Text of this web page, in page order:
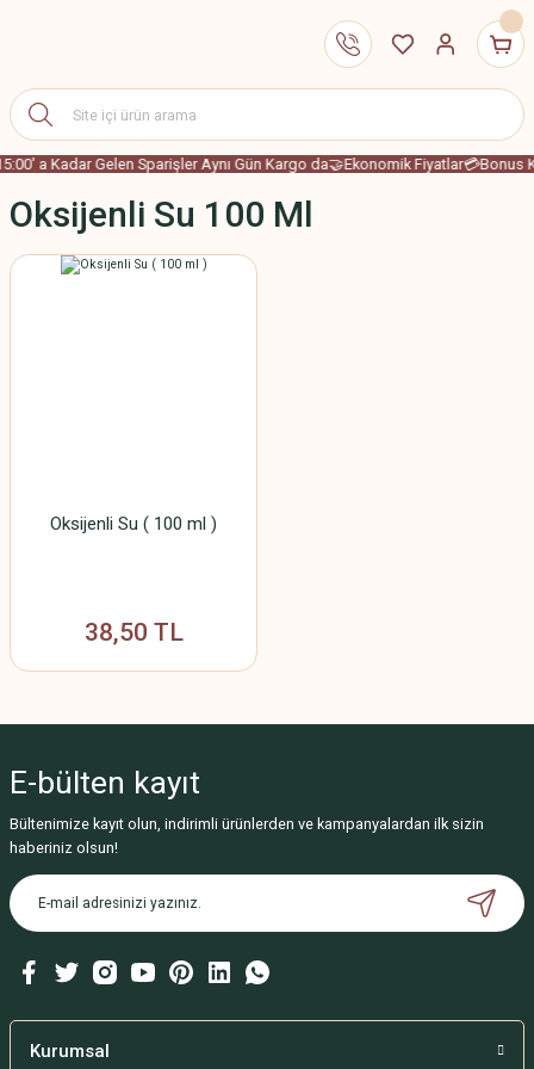
a Kadar Gelen Sparişler Aynı Gün Kargo da🤝Ekonomik Fiyatlar💳Bonus
Oksijenli Su 100 Ml
Oksijenli Su ( 100 ml )
38,50 TL
E-bülten kayıt
Bültenimize kayıt olun, indirimli ürünlerden ve kampanyalardan ilk sizin
haberiniz olsun!
Kurumsal